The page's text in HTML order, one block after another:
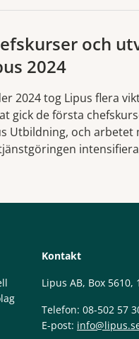
och
2024
2024 tog Lipus flera
gick de första
Utbildning, och arbetet
Kontakt
Lipus AB, Box 5610,
Telefon: 08-502 57
E-post: